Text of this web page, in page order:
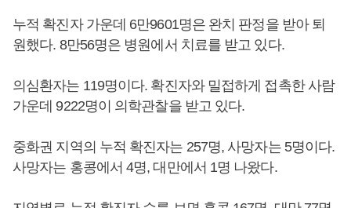
누적 확진자 가운데 6만9601명은 완치 판정을 받아 퇴
원했다. 8만56명은 병원에서 치료를 받고 있다.
의심환자는 119명이다. 확진자와 밀접하게 접촉한 사람
가운데 9222명이 의학관찰을 받고 있다.
중화권 지역의 누적 확진자는 257명, 사망자는 5명이다.
사망자는 홍콩에서 4명, 대만에서 1명 나왔다.